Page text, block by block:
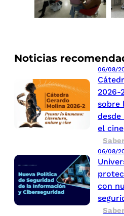
Noticias
06/08/
2026-
sobre
el cine
06/08/
con